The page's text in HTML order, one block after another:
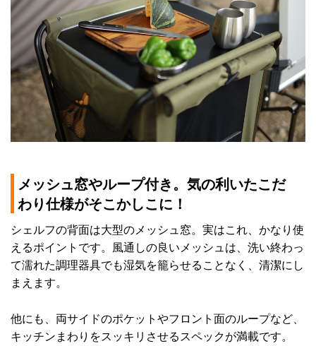
メッシュ窓やループ付き。気の利いたこだ
わり仕様がそこかしこに！
シェルフの背面は大型のメッシュ窓。実はこれ、かなり使
えるポイントです。風通しの良いメッシュは、洗い終わっ
て濡れた調理器具でも湿気を籠らせることなく、清潔にし
まえます。
他にも、両サイドのポケットやフロント面のループなど、
キッチンまわりをスッキリさせるスペックが満載です。